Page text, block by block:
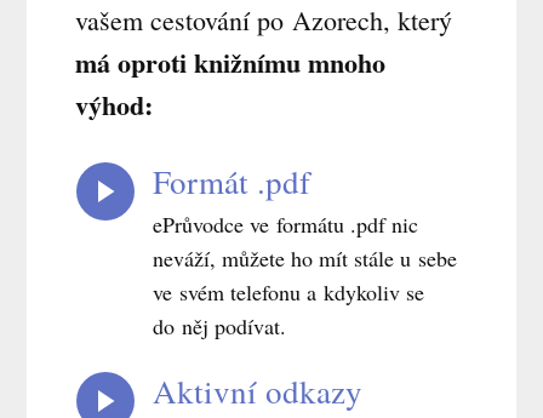
vašem cestování po Azorech, který
má oproti knižnímu mnoho
výhod:
Formát .pdf
ePrůvodce ve formátu .pdf nic
neváží, můžete ho mít stále u sebe
ve svém telefonu a kdykoliv se
do něj podívat.
Aktivní odkazy